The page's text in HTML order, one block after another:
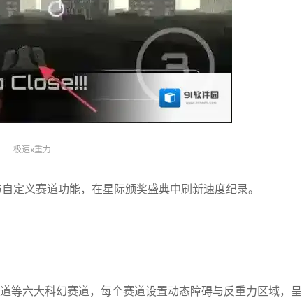
极速x重力
定义赛道功能，在星际颁奖盛典中刷新速度纪录。
等六大科幻赛道，每个赛道设置动态障碍与反重力区域，呈